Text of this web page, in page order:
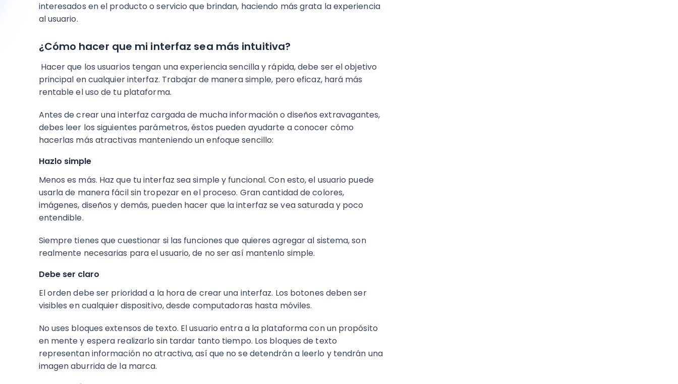
interesados en el producto o servicio que brindan, haciendo más grata la experiencia
al usuario.
¿Cómo hacer que mi interfaz sea más intuitiva?
Hacer que los usuarios tengan una experiencia sencilla y rápida, debe ser el objetivo
principal en cualquier interfaz. Trabajar de manera simple, pero eficaz, hará más
rentable el uso de tu plataforma.
Antes de crear una interfaz cargada de mucha información o diseños extravagantes,
debes leer los siguientes parámetros, éstos pueden ayudarte a conocer cómo
hacerlas más atractivas manteniendo un enfoque sencillo:
Hazlo simple
Menos es más. Haz que tu interfaz sea simple y funcional. Con esto, el usuario puede
usarla de manera fácil sin tropezar en el proceso. Gran cantidad de colores,
imágenes, diseños y demás, pueden hacer que la interfaz se vea saturada y poco
entendible.
Siempre tienes que cuestionar si las funciones que quieres agregar al sistema, son
realmente necesarias para el usuario, de no ser así mantenlo simple.
Debe ser claro
El orden debe ser prioridad a la hora de crear una interfaz. Los botones deben ser
visibles en cualquier dispositivo, desde computadoras hasta móviles.
No uses bloques extensos de texto. El usuario entra a la plataforma con un propósito
en mente y espera realizarlo sin tardar tanto tiempo. Los bloques de texto
representan información no atractiva, así que no se detendrán a leerlo y tendrán una
imagen aburrida de la marca.